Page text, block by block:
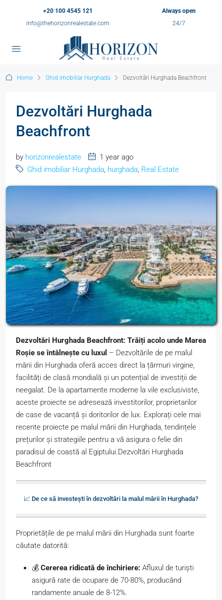
+20 100 4545 121
info@thehorizonrealestate.com
Always open
24/7
Home Ghid imobiliar Hurghada Dezvoltări Hurghada Beachfront
Dezvoltări Hurghada
Beachfront
by horizonrealestate
1 year ago
Ghid imobiliar Hurghada, hurghada, Real Estate
Dezvoltări Hurghada Beachfront: Trăiți acolo unde Marea
Roșie se întâlnește cu luxul – Dezvoltările de pe malul
mării din Hurghada oferă acces direct la țărmuri virgine,
facilități de clasă mondială și un potențial de investiții de
neegalat. De la apartamente moderne la vile exclusiviste,
aceste proiecte se adresează investitorilor, proprietarilor
de case de vacanță și doritorilor de lux. Explorați cele mai
recente proiecte pe malul mării din Hurghada, tendințele
prețurilor și strategiile pentru a vă asigura o felie din
paradisul de coastă al Egiptului.Dezvoltări Hurghada
Beachfront
📈 De ce să investești în dezvoltări la malul mării în Hurghada?
Proprietățile de pe malul mării din Hurghada sunt foarte
căutate datorită:
💰 Cererea ridicată de închiriere: Afluxul de turiști
asigură rate de ocupare de 70-80%, producând
randamente anuale de 8-12%.